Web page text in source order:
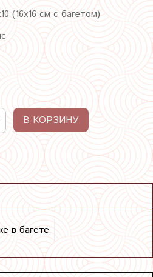
(16х16 см с багетом)
В КОРЗИНУ
в багете